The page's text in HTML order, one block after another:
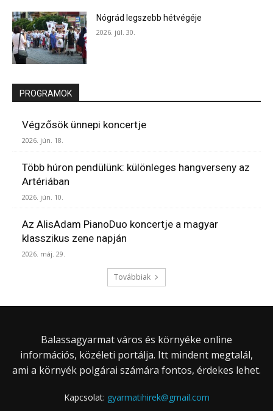
Nógrád legszebb hétvégéje
2026. júl. 30.
PROGRAMOK
Végzősök ünnepi koncertje
2026. jún. 18.
Több húron pendülünk: különleges hangverseny az
Artériában
2026. jún. 10.
Az AlisAdam PianoDuo koncertje a magyar
klasszikus zene napján
2026. máj. 29.
Továbbiak
Balassagyarmat város és környéke online
információs, közéleti portálja. Itt mindent megtalál,
ami a környék polgárai számára fontos, érdekes lehet.
Kapcsolat: gyarmatihirek@gmail.com